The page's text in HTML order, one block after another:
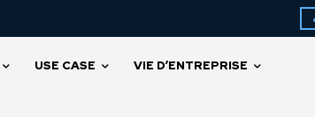
USE CASE
VIE D’ENTREPRISE